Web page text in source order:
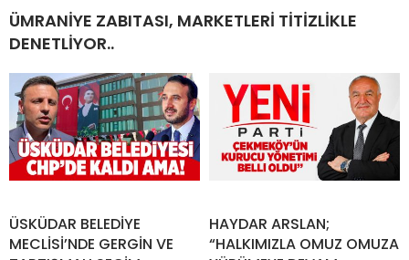
ÜMRANİYE ZABITASI, MARKETLERİ TİTİZLİKLE
DENETLİYOR..
ÜSKÜDAR BELEDİYE
MECLİSİ’NDE GERGİN VE
HAYDAR ARSLAN;
“HALKIMIZLA OMUZ OMUZA